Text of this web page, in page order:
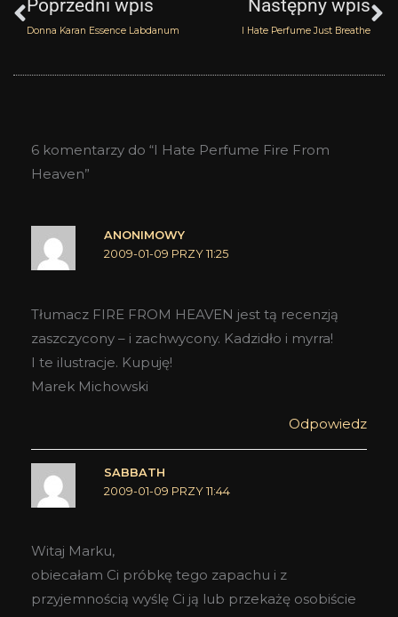
Poprzedni wpis
Donna Karan Essence Labdanum
Następny wpis
I Hate Perfume Just Breathe
6 komentarzy do “I Hate Perfume Fire From
Heaven”
ANONIMOWY
2009-01-09 PRZY 11:25
Tłumacz FIRE FROM HEAVEN jest tą recenzją
zaszczycony – i zachwycony. Kadzidło i myrra!
I te ilustracje. Kupuję!
Marek Michowski
Odpowiedz
SABBATH
2009-01-09 PRZY 11:44
Witaj Marku,
obiecałam Ci próbkę tego zapachu i z
przyjemnością wyślę Ci ją lub przekażę osobiście